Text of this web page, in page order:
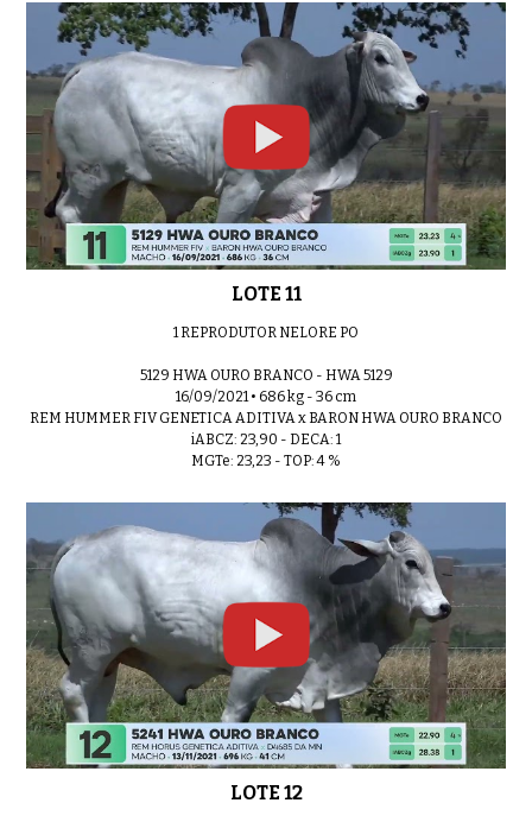
LOTE 11
1 REPRODUTOR NELORE PO
5129 HWA OURO BRANCO - HWA 5129
16/09/2021 • 686 kg - 36 cm
REM HUMMER FIV GENETICA ADITIVA x BARON HWA OURO BRANCO
iABCZ: 23,90 - DECA: 1
MGTe: 23,23 - TOP: 4 %
LOTE 12